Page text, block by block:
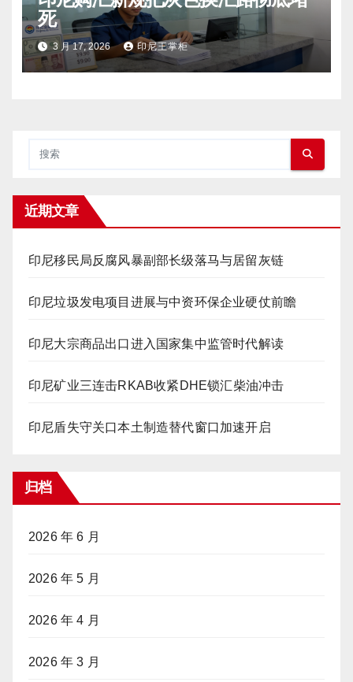
死
3 月 17, 2026 印尼王掌柜
近期文章
印尼移民局反腐风暴副部长级落马与居留灰链
印尼垃圾发电项目进展与中资环保企业硬仗前瞻
印尼大宗商品出口进入国家集中监管时代解读
印尼矿业三连击RKAB收紧DHE锁汇柴油冲击
印尼盾失守关口本土制造替代窗口加速开启
归档
2026 年 6 月
2026 年 5 月
2026 年 4 月
2026 年 3 月